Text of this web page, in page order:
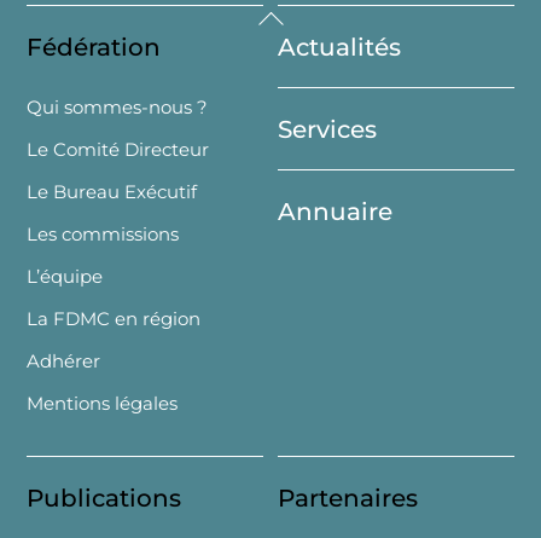
Back
To
Top
Fédération
Qui sommes-nous ?
Le Comité Directeur
Le Bureau Exécutif
Les commissions
L’équipe
La FDMC en région
Adhérer
Mentions légales
Actualités
Services
Annuaire
Publications Partenaires